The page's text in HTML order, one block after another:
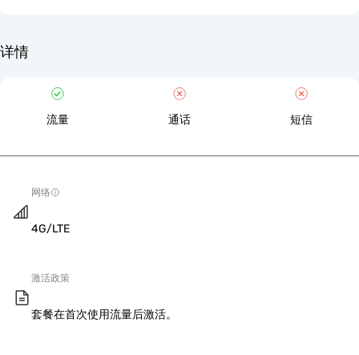
详情
流量 通话 短信
网络
4G/LTE
激活政策
套餐在首次使用流量后激活。